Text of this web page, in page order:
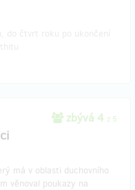
zbývá 4 z 5
má v oblasti duchovního
věnoval poukazy na